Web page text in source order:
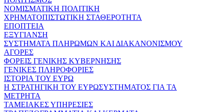
ΝΟΜΙΣΜΑΤΙΚΗ ΠΟΛΙΤΙΚΗ
ΧΡΗΜΑΤΟΠΙΣΤΩΤΙΚΗ ΣΤΑΘΕΡΟΤΗΤΑ
ΕΠΟΠΤΕΙΑ
ΕΞΥΓΙΑΝΣΗ
ΣΥΣΤΗΜΑΤΑ ΠΛΗΡΩΜΩΝ ΚΑΙ ΔΙΑΚΑΝΟΝΙΣΜΟΥ
ΑΓΟΡΕΣ
ΦΟΡΕΙΣ ΓΕΝΙΚΗΣ ΚΥΒΕΡΝΗΣΗΣ
ΓΕΝΙΚΕΣ ΠΛΗΡΟΦΟΡΙΕΣ
ΙΣΤΟΡΙΑ ΤΟΥ ΕΥΡΩ
Η ΣΤΡΑΤΗΓΙΚΗ ΤΟΥ ΕΥΡΩΣΥΣΤΗΜΑΤΟΣ ΓΙΑ ΤΑ
ΜΕΤΡΗΤΑ
ΤΑΜΕΙΑΚΕΣ ΥΠΗΡΕΣΙΕΣ